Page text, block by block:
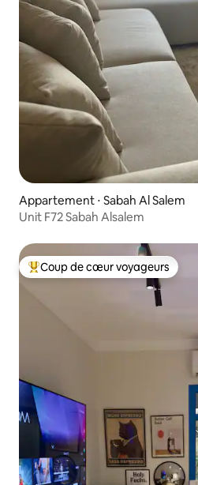
Appartement ⋅ Sabah Al Salem
Unit F72 Sabah Alsalem
Coups de cœur voyageurs les
Coup de cœur voyageurs